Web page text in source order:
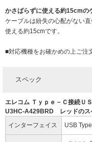
かさばらずに使える約15cmの
ケーブルは紛失の心配がない
使える約15cmです。
■対応機種をお確かめの上ご注
スペック
エレコム Ｔｙｐｅ－Ｃ接続Ｕ
U3HC-A429BRD レッドのス
インターフェイス
USB